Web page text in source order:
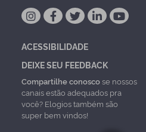
ACESSIBILIDADE
DEIXE SEU FEEDBACK
Compartilhe conoscose nossos
canais estão adequados pra
você? Elogios também são
super bem vindos!